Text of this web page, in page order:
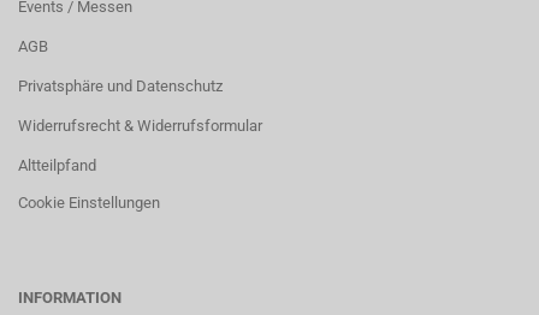
Events / Messen
AGB
Privatsphäre und Datenschutz
Widerrufsrecht & Widerrufsformular
Altteilpfand
Cookie Einstellungen
INFORMATION